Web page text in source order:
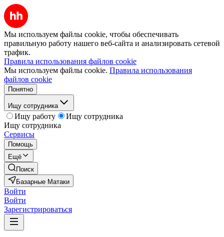
Мы используем файлы cookie, чтобы обеспечивать
правильную работу нашего веб-сайта и анализировать сетевой
трафик.
Правила использования файлов cookie
Мы используем файлы cookie. Правила использования
файлов cookie
Понятно
Ищу сотрудника
Ищу работу
Ищу сотрудника
Ищу сотрудника
Сервисы
Помощь
Ещё
Поиск
Базарные Матаки
Войти
Войти
Зарегистрироваться